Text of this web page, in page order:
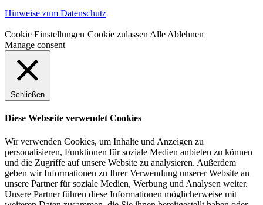
Hinweise zum Datenschutz
Cookie Einstellungen Cookie zulassen Alle Ablehnen
Manage consent
Schließen
Diese Webseite verwendet Cookies
Wir verwenden Cookies, um Inhalte und Anzeigen zu
personalisieren, Funktionen für soziale Medien anbieten zu können
und die Zugriffe auf unsere Website zu analysieren. Außerdem
geben wir Informationen zu Ihrer Verwendung unserer Website an
unsere Partner für soziale Medien, Werbung und Analysen weiter.
Unsere Partner führen diese Informationen möglicherweise mit